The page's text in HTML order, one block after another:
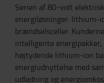
Serien af 80-volt
energiløsninger: lithium-
brændselsceller.
intelligente energipakker,
højtydende lithium-ion
energiudnyttelse med
udledning og